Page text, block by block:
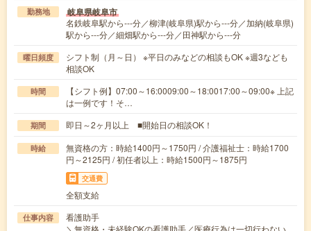
勤務地 岐阜県岐阜市
名鉄岐阜駅から---分／柳津(岐阜県)駅から---分／加納(岐阜県)
駅から---分／細畑駅から---分／田神駅から---分
曜日頻度
シフト制（月～日） ※平日のみなどの相談もOK ※週3なども
相談OK
時間
【シフト例】07:00～16:0009:00～18:0017:00～09:00※ 上記
は一例です！そ…
期間 即日～2ヶ月以上 ■開始日の相談OK！
時給
無資格の方：時給1400円～1750円 / 介護福祉士：時給1700
円～2125円 / 初任者以上：時給1500円～1875円
交通費
全額支給
仕事内容
看護助手